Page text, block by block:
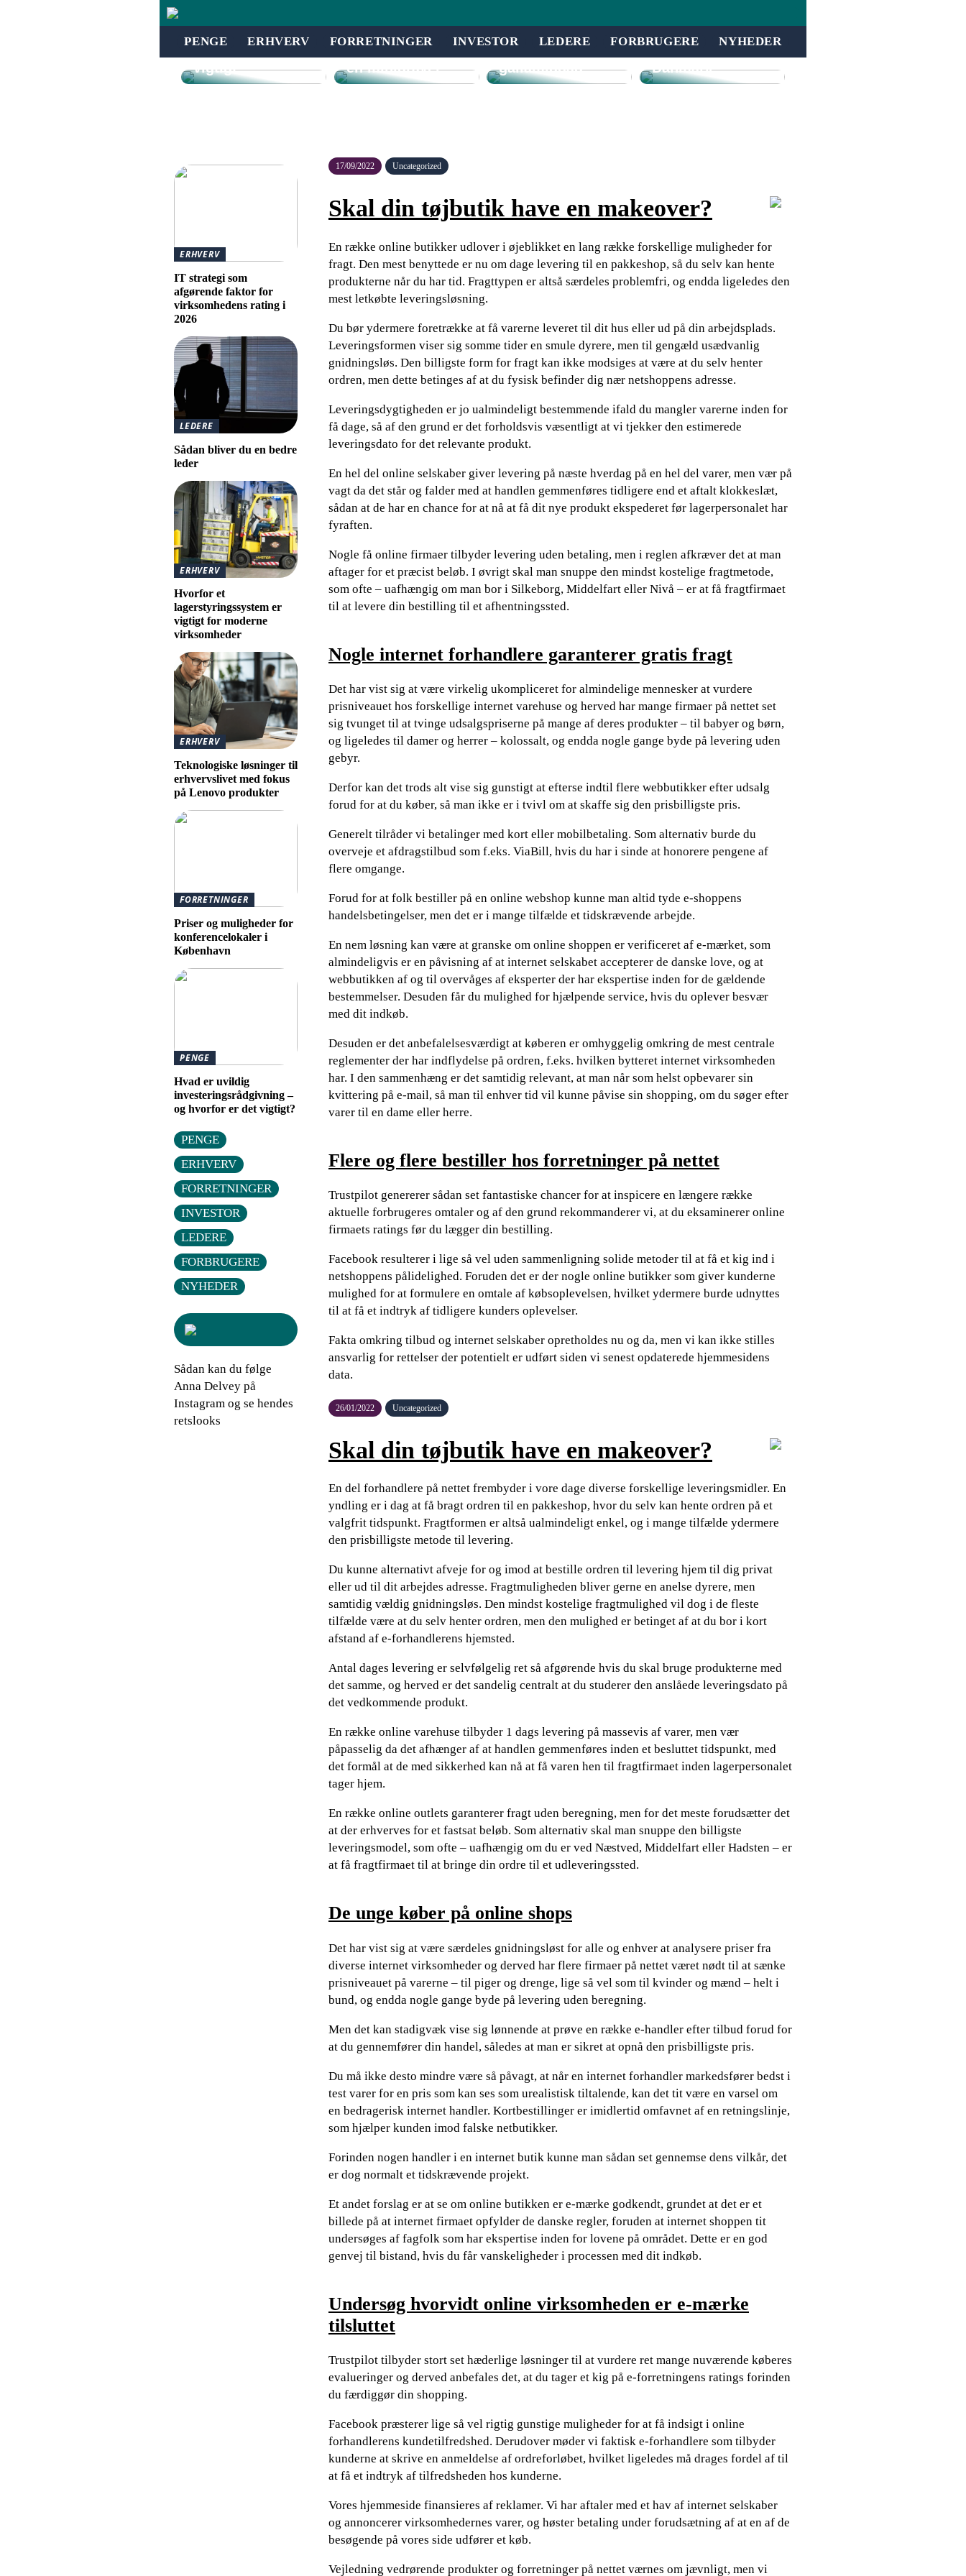
PENGE ERHVERV FORRETNINGER INVESTOR LEDERE FORBRUGERE NYHEDER
investeringsrådgi
vning – og
vigtigt?
Effektivitet og
en minigraver
at et eventbureau
står for din
gallamiddag
ed jeres
forretning med
Danmark
17/09/2022 Uncategorized
Skal din tøjbutik have en makeover?
En række online butikker udlover i øjeblikket en lang række forskellige muligheder for
fragt. Den mest benyttede er nu om dage levering til en pakkeshop, så du selv kan hente
produkterne når du har tid. Fragttypen er altså særdeles problemfri, og endda ligeledes den
mest letkøbte leveringsløsning.
Du bør ydermere foretrække at få varerne leveret til dit hus eller ud på din arbejdsplads.
Leveringsformen viser sig somme tider en smule dyrere, men til gengæld usædvanlig
gnidningsløs. Den billigste form for fragt kan ikke modsiges at være at du selv henter
ordren, men dette betinges af at du fysisk befinder dig nær netshoppens adresse.
Leveringsdygtigheden er jo ualmindeligt bestemmende ifald du mangler varerne inden for
få dage, så af den grund er det forholdsvis væsentligt at vi tjekker den estimerede
leveringsdato for det relevante produkt.
En hel del online selskaber giver levering på næste hverdag på en hel del varer, men vær på
vagt da det står og falder med at handlen gemmenføres tidligere end et aftalt klokkeslæt,
sådan at de har en chance for at nå at få dit nye produkt ekspederet før lagerpersonalet har
fyraften.
Nogle få online firmaer tilbyder levering uden betaling, men i reglen afkræver det at man
aftager for et præcist beløb. I øvrigt skal man snuppe den mindst kostelige fragtmetode,
som ofte – uafhængig om man bor i Silkeborg, Middelfart eller Nivå – er at få fragtfirmaet
til at levere din bestilling til et afhentningssted.
Nogle internet forhandlere garanterer gratis fragt
Det har vist sig at være virkelig ukompliceret for almindelige mennesker at vurdere
prisniveauet hos forskellige internet varehuse og herved har mange firmaer på nettet set
sig tvunget til at tvinge udsalgspriserne på mange af deres produkter – til babyer og børn,
og ligeledes til damer og herrer – kolossalt, og endda nogle gange byde på levering uden
gebyr.
Derfor kan det trods alt vise sig gunstigt at efterse indtil flere webbutikker efter udsalg
forud for at du køber, så man ikke er i tvivl om at skaffe sig den prisbilligste pris.
Generelt tilråder vi betalinger med kort eller mobilbetaling. Som alternativ burde du
overveje et afdragstilbud som f.eks. ViaBill, hvis du har i sinde at honorere pengene af
flere omgange.
Forud for at folk bestiller på en online webshop kunne man altid tyde e-shoppens
handelsbetingelser, men det er i mange tilfælde et tidskrævende arbejde.
En nem løsning kan være at granske om online shoppen er verificeret af e-mærket, som
almindeligvis er en påvisning af at internet selskabet accepterer de danske love, og at
webbutikken af og til overvåges af eksperter der har ekspertise inden for de gældende
bestemmelser. Desuden får du mulighed for hjælpende service, hvis du oplever besvær
med dit indkøb.
Desuden er det anbefalelsesværdigt at køberen er omhyggelig omkring de mest centrale
reglementer der har indflydelse på ordren, f.eks. hvilken bytteret internet virksomheden
har. I den sammenhæng er det samtidig relevant, at man når som helst opbevarer sin
kvittering på e-mail, så man til enhver tid vil kunne påvise sin shopping, om du søger efter
varer til en dame eller herre.
Flere og flere bestiller hos forretninger på nettet
Trustpilot genererer sådan set fantastiske chancer for at inspicere en længere række
aktuelle forbrugeres omtaler og af den grund rekommanderer vi, at du eksaminerer online
firmaets ratings før du lægger din bestilling.
Facebook resulterer i lige så vel uden sammenligning solide metoder til at få et kig ind i
netshoppens pålidelighed. Foruden det er der nogle online butikker som giver kunderne
mulighed for at formulere en omtale af købsoplevelsen, hvilket ydermere burde udnyttes
til at få et indtryk af tidligere kunders oplevelser.
Fakta omkring tilbud og internet selskaber opretholdes nu og da, men vi kan ikke stilles
ansvarlig for rettelser der potentielt er udført siden vi senest opdaterede hjemmesidens
data.
26/01/2022 Uncategorized
Skal din tøjbutik have en makeover?
En del forhandlere på nettet frembyder i vore dage diverse forskellige leveringsmidler. En
yndling er i dag at få bragt ordren til en pakkeshop, hvor du selv kan hente ordren på et
valgfrit tidspunkt. Fragtformen er altså ualmindeligt enkel, og i mange tilfælde ydermere
den prisbilligste metode til levering.
Du kunne alternativt afveje for og imod at bestille ordren til levering hjem til dig privat
eller ud til dit arbejdes adresse. Fragtmuligheden bliver gerne en anelse dyrere, men
samtidig vældig gnidningsløs. Den mindst kostelige fragtmulighed vil dog i de fleste
tilfælde være at du selv henter ordren, men den mulighed er betinget af at du bor i kort
afstand af e-forhandlerens hjemsted.
Antal dages levering er selvfølgelig ret så afgørende hvis du skal bruge produkterne med
det samme, og herved er det sandelig centralt at du studerer den anslåede leveringsdato på
det vedkommende produkt.
En række online varehuse tilbyder 1 dags levering på massevis af varer, men vær
påpasselig da det afhænger af at handlen gemmenføres inden et besluttet tidspunkt, med
det formål at de med sikkerhed kan nå at få varen hen til fragtfirmaet inden lagerpersonalet
tager hjem.
En række online outlets garanterer fragt uden beregning, men for det meste forudsætter det
at der erhverves for et fastsat beløb. Som alternativ skal man snuppe den billigste
leveringsmodel, som ofte – uafhængig om du er ved Næstved, Middelfart eller Hadsten – er
at få fragtfirmaet til at bringe din ordre til et udleveringssted.
De unge køber på online shops
Det har vist sig at være særdeles gnidningsløst for alle og enhver at analysere priser fra
diverse internet virksomheder og derved har flere firmaer på nettet været nødt til at sænke
prisniveauet på varerne – til piger og drenge, lige så vel som til kvinder og mænd – helt i
bund, og endda nogle gange byde på levering uden beregning.
Men det kan stadigvæk vise sig lønnende at prøve en række e-handler efter tilbud forud for
at du gennemfører din handel, således at man er sikret at opnå den prisbilligste pris.
Du må ikke desto mindre være så påvagt, at når en internet forhandler markedsfører bedst i
test varer for en pris som kan ses som urealistisk tiltalende, kan det tit være en varsel om
en bedragerisk internet handler. Kortbestillinger er imidlertid omfavnet af en retningslinje,
som hjælper kunden imod falske netbutikker.
Forinden nogen handler i en internet butik kunne man sådan set gennemse dens vilkår, det
er dog normalt et tidskrævende projekt.
Et andet forslag er at se om online butikken er e-mærke godkendt, grundet at det er et
billede på at internet firmaet opfylder de danske regler, foruden at internet shoppen tit
undersøges af fagfolk som har ekspertise inden for lovene på området. Dette er en god
genvej til bistand, hvis du får vanskeligheder i processen med dit indkøb.
Undersøg hvorvidt online virksomheden er e-mærke
tilsluttet
Trustpilot tilbyder stort set hæderlige løsninger til at vurdere ret mange nuværende køberes
evalueringer og derved anbefales det, at du tager et kig på e-forretningens ratings forinden
du færdiggør din shopping.
Facebook præsterer lige så vel rigtig gunstige muligheder for at få indsigt i online
forhandlerens kundetilfredshed. Derudover møder vi faktisk e-forhandlere som tilbyder
kunderne at skrive en anmeldelse af ordreforløbet, hvilket ligeledes må drages fordel af til
at få et indtryk af tilfredsheden hos kunderne.
Vores hjemmeside finansieres af reklamer. Vi har aftaler med et hav af internet selskaber
og annoncerer virksomhedernes varer, og høster betaling under forudsætning af at en af de
besøgende på vores side udfører et køb.
Vejledning vedrørende produkter og forretninger på nettet værnes om jævnligt, men vi
ERHVERV
IT strategi som
afgørende faktor for
virksomhedens rating i
2026
LEDERE
Sådan bliver du en bedre
leder
ERHVERV
Hvorfor et
lagerstyringssystem er
vigtigt for moderne
virksomheder
ERHVERV
Teknologiske løsninger til
erhvervslivet med fokus
på Lenovo produkter
FORRETNINGER
Priser og muligheder for
konferencelokaler i
København
PENGE
Hvad er uvildig
investeringsrådgivning –
og hvorfor er det vigtigt?
PENGE
ERHVERV
FORRETNINGER
INVESTOR
LEDERE
FORBRUGERE
NYHEDER
Sådan kan du følge
Anna Delvey på
Instagram og se hendes
retslooks